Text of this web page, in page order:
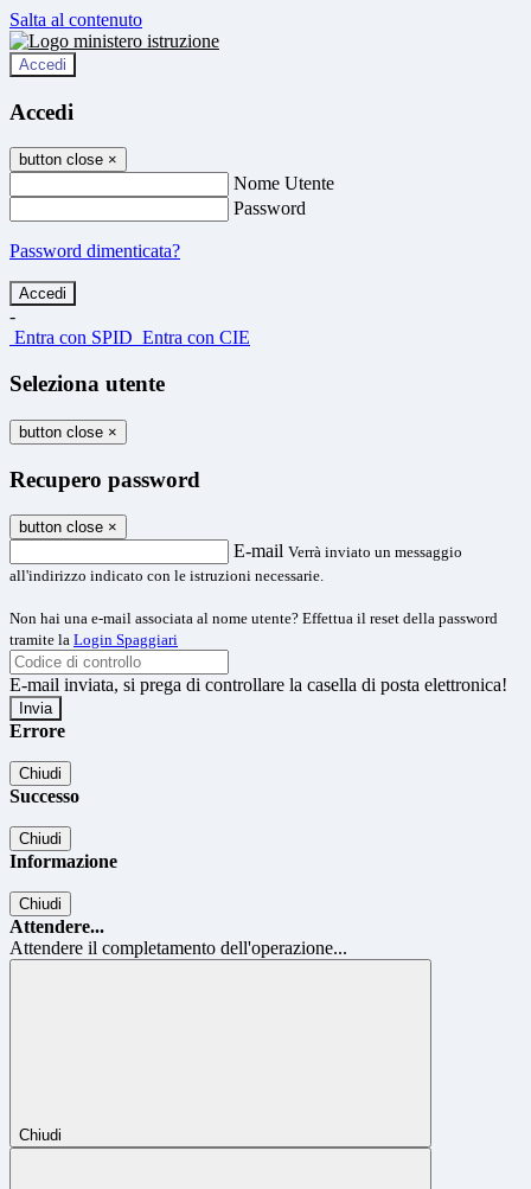
Salta al contenuto
Accedi
Accedi
button close ×
Nome Utente
Password
Password dimenticata?
-
Entra con SPID Entra con CIE
Seleziona utente
button close ×
Recupero password
button close ×
E-mail Verrà inviato un messaggio
all'indirizzo indicato con le istruzioni necessarie.
Non hai una e-mail associata al nome utente? Effettua il reset della password
tramite la Login Spaggiari
E-mail inviata, si prega di controllare la casella di posta elettronica!
Errore
Chiudi
Successo
Chiudi
Informazione
Chiudi
Attendere...
Attendere il completamento dell'operazione...
Chiudi